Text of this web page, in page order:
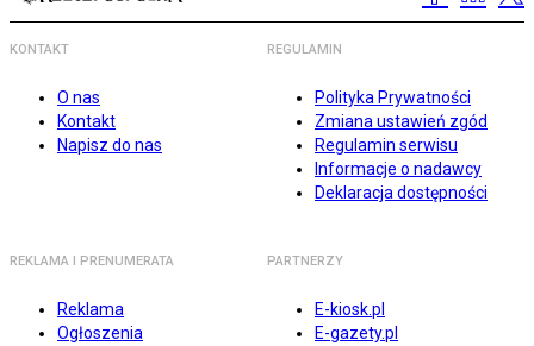
KONTAKT
O nas
Kontakt
Napisz do nas
REGULAMIN
Polityka Prywatności
Zmiana ustawień zgód
Regulamin serwisu
Informacje o nadawcy
Deklaracja dostępności
REKLAMA I PRENUMERATA
Reklama
Ogłoszenia
PARTNERZY
E-kiosk.pl
E-gazety.pl